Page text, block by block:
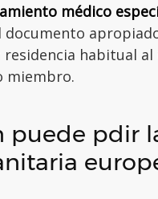
médico
documento
residencia habitual
miembro.
puede pdir